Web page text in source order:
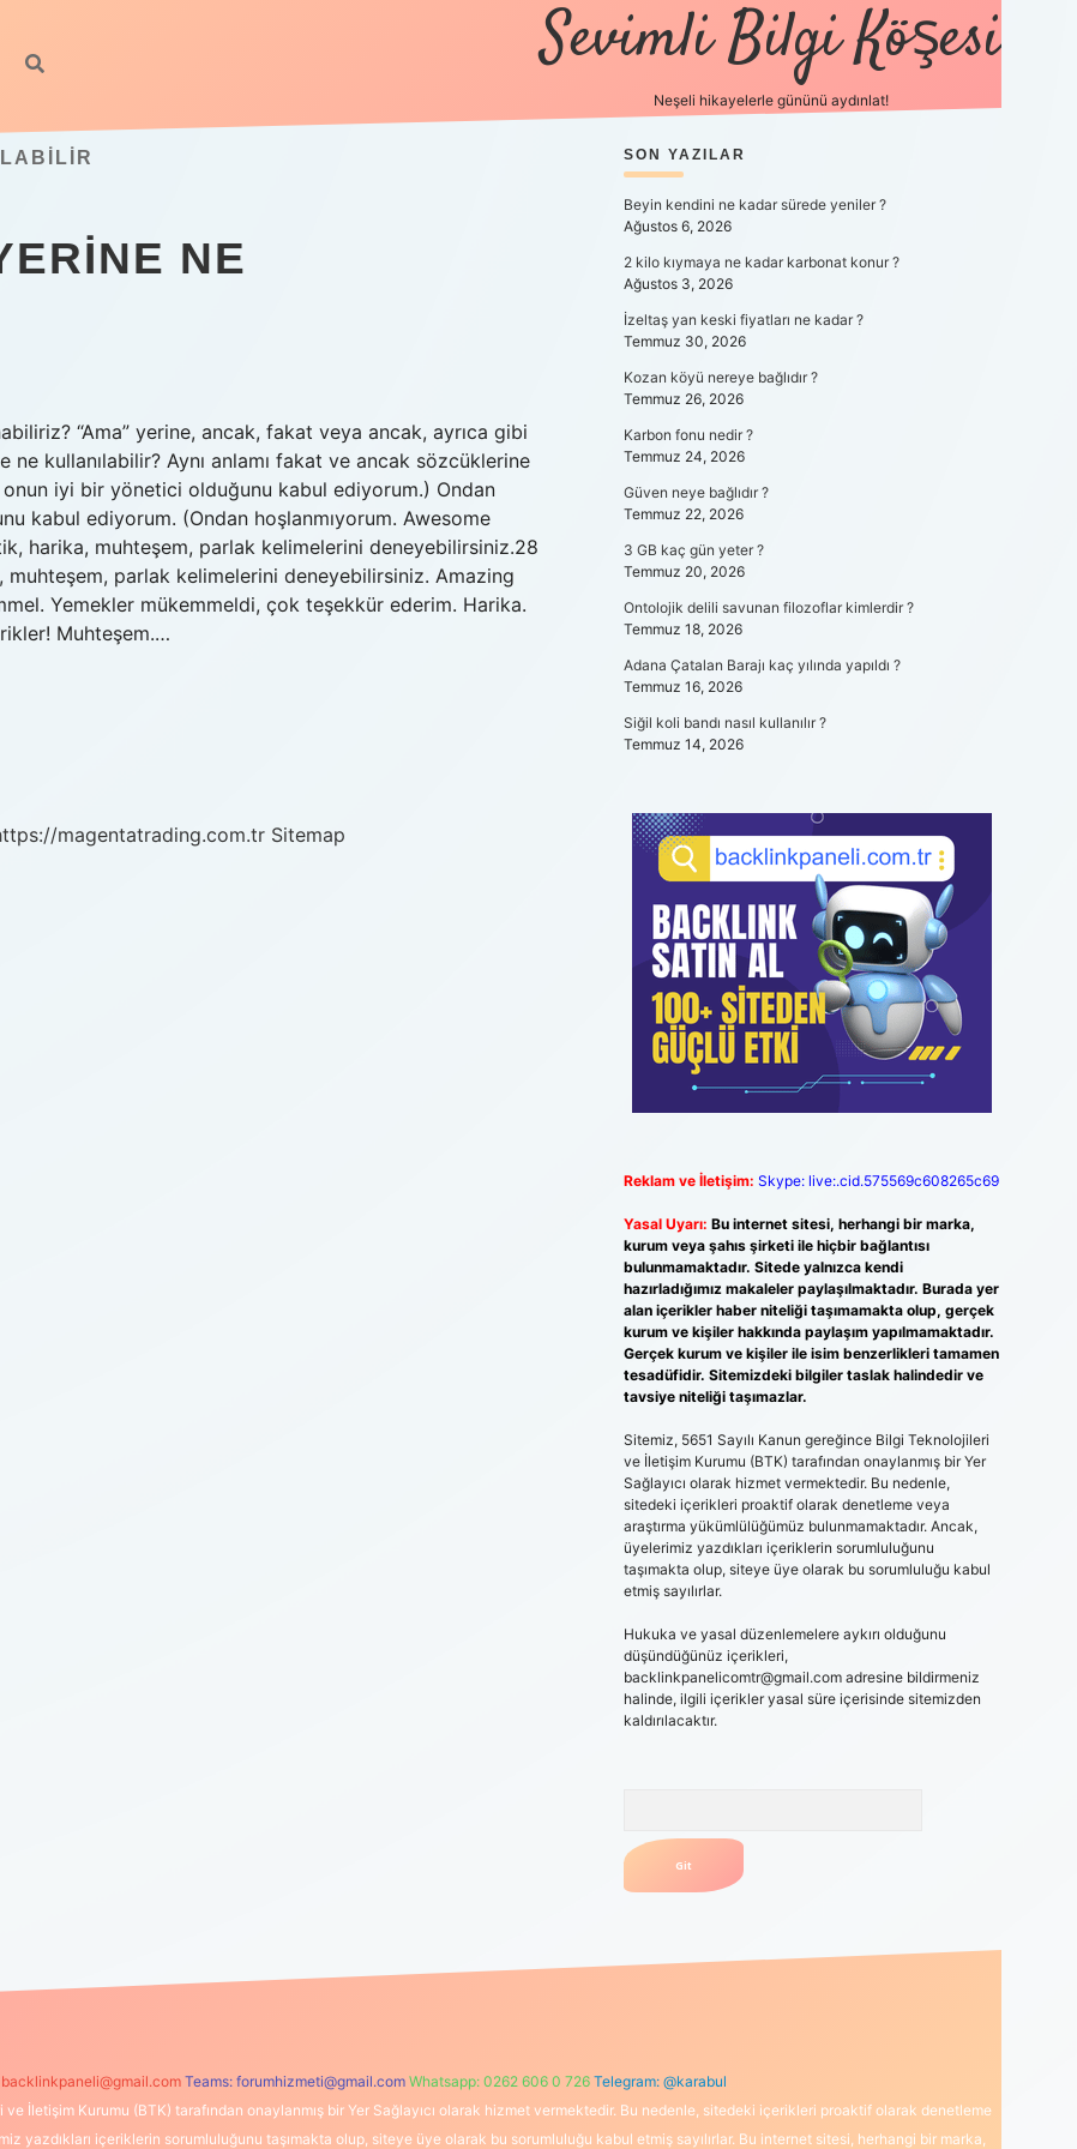
Sevimli Bilgi Köşesi
Neşeli hikayelerle gününü aydınlat!
NE
“Ama” yerine, ancak, fakat veya ancak, ayrıca gibi
kullanılabilir? Aynı anlamı fakat ve ancak sözcüklerine
iyi bir yönetici olduğunu kabul ediyorum.) Ondan
kabul ediyorum. (Ondan hoşlanmıyorum. Awesome
harika, muhteşem, parlak kelimelerini deneyebilirsiniz.28
parlak kelimelerini deneyebilirsiniz. Amazing
Yemekler mükemmeldi, çok teşekkür ederim. Harika.
Muhteşem.…
magentatrading.com.tr Sitemap
SIDEBAR
SON YAZILAR
Beyin kendini ne kadar sürede yeniler ?
Ağustos 6, 2026
2 kilo kıymaya ne kadar karbonat konur ?
Ağustos 3, 2026
İzeltaş yan keski fiyatları ne kadar ?
Temmuz 30, 2026
Kozan köyü nereye bağlıdır ?
Temmuz 26, 2026
Karbon fonu nedir ?
Temmuz 24, 2026
Güven neye bağlıdır ?
Temmuz 22, 2026
3 GB kaç gün yeter ?
Temmuz 20, 2026
Ontolojik delili savunan filozoflar kimlerdir ?
Temmuz 18, 2026
Adana Çatalan Barajı kaç yılında yapıldı ?
Temmuz 16, 2026
Siğil koli bandı nasıl kullanılır ?
Temmuz 14, 2026
Reklam ve İletişim: Skype: live:.cid.575569c608265c69
Yasal Uyarı: Bu internet sitesi, herhangi bir marka,
kurum veya şahıs şirketi ile hiçbir bağlantısı
bulunmamaktadır. Sitede yalnızca kendi
hazırladığımız makaleler paylaşılmaktadır. Burada yer
alan içerikler haber niteliği taşımamakta olup, gerçek
kurum ve kişiler hakkında paylaşım yapılmamaktadır.
Gerçek kurum ve kişiler ile isim benzerlikleri tamamen
tesadüfidir. Sitemizdeki bilgiler taslak halindedir ve
tavsiye niteliği taşımazlar.
Sitemiz, 5651 Sayılı Kanun gereğince Bilgi Teknolojileri
ve İletişim Kurumu (BTK) tarafından onaylanmış bir Yer
Sağlayıcı olarak hizmet vermektedir. Bu nedenle,
sitedeki içerikleri proaktif olarak denetleme veya
araştırma yükümlülüğümüz bulunmamaktadır. Ancak,
üyelerimiz yazdıkları içeriklerin sorumluluğunu
taşımakta olup, siteye üye olarak bu sorumluluğu kabul
etmiş sayılırlar.
Hukuka ve yasal düzenlemelere aykırı olduğunu
düşündüğünüz içerikleri,
backlinkpanelicomtr@gmail.comadresine bildirmeniz
halinde, ilgili içerikler yasal süre içerisinde sitemizden
kaldırılacaktır.
backlinkpaneli@gmail.com Teams: forumhizmeti@gmail.com Whatsapp: 0262 606 0 726 Telegram: @karabul
İletişim Kurumu (BTK) tarafından onaylanmış bir Yer Sağlayıcı olarak hizmet vermektedir. Bu nedenle, sitedeki içerikleri proaktif olarak denetleme
yazdıkları içeriklerin sorumluluğunu taşımakta olup, siteye üye olarak bu sorumluluğu kabul etmiş sayılırlar. Bu internet sitesi, herhangi bir marka,